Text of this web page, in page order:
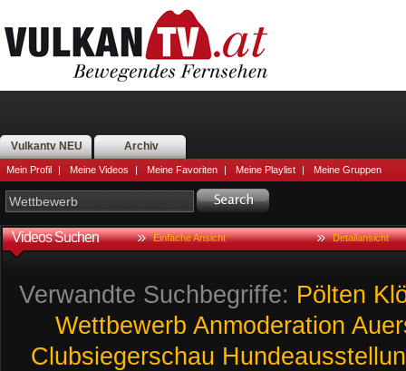
Vulkantv NEU Archiv
Mein Profil | Meine Videos | Meine Favoriten | Meine Playlist | Meine Gruppen
Videos Suchen Einfache Ansicht Detailansicht
Verwandte Suchbegriffe: Pölten
Wettbewerb Anmoderation
Clubsiegerschau